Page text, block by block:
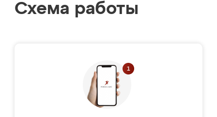
Схема работы